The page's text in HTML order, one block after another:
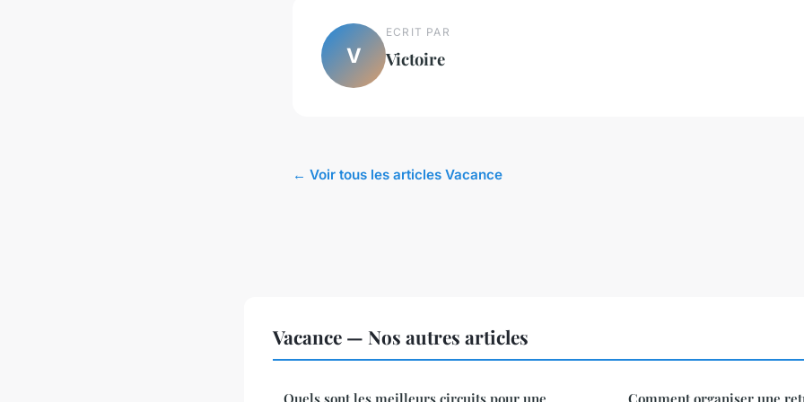
V
ECRIT PAR
Victoire
← Voir tous les articles Vacance
Vacance — Nos autres articles
Quels sont les meilleurs circuits pour une Comment organiser une